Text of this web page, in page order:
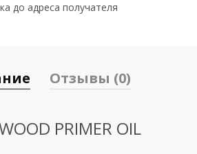
до адреса получателя
Отзывы (0)
PRIMER OIL